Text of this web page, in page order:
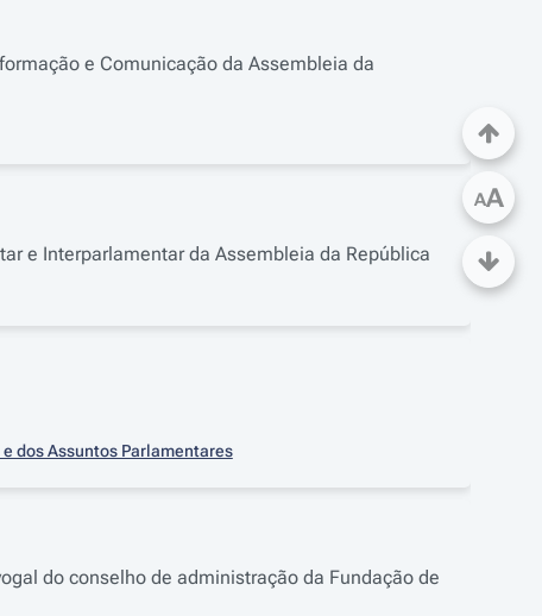
e Comunicação da Assembleia da
e Interparlamentar da Assembleia da República
dos Assuntos Parlamentares
do conselho de administração da Fundação de
AA